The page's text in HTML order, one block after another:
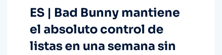
ES | Bad Bunny mantiene
el absoluto control de
listas en una semana sin